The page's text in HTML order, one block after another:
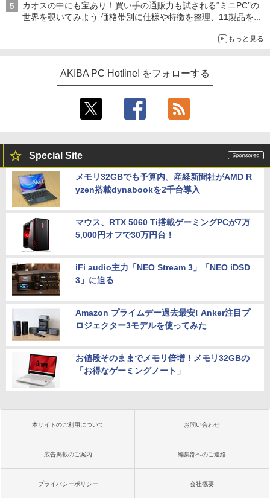
カオスの中にも宝あり！買い手の通販力も試される“ミニPC”の
世界を覗いてみよう 価格帯別に仕様や特徴を整理、11製品をピ
もっと見る
AKIBA PC Hotline! をフォローする
Special Site
メモリ32GBでも予算内。産経新聞社がAMD R
yzen搭載dynabookを2千台導入
マウス、RTX 5060 Ti搭載ゲーミングPCが7万
5,000円オフで30万円台！
iFi audio主力「NEO Stream 3」「NEO iDSD
3」に迫る
Amazon プライムデー過去最安! Anker注目プ
ロジェクター3モデルを使ってみた
お値段そのままでメモリ倍増！メモリ32GBの
「お得なゲーミングノート」
本サイトのご利用について お問い合わせ
広告掲載のご案内 編集部へのご連絡
プライバシーポリシー 会社概要